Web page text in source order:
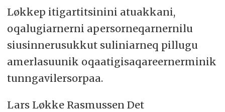
Løkkep itigartitsinini atuakkani,
oqalugiarnerni apersorneqarnernilu
siusinnerusukkut suliniarneq pillugu
amerlasuunik oqaatigisaqareernerminik
tunngavilersorpaa.
Lars Løkke Rasmussen Det